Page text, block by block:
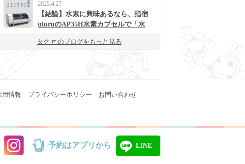
2025.4.27
【結論】水素に興味あるなら、指宿
uluruのAP35H水素カプセルで「水
タクヤ のブログをもっと見る
用情報 プライバシーポリシー お問い合わせ
予約はアプリから LINE